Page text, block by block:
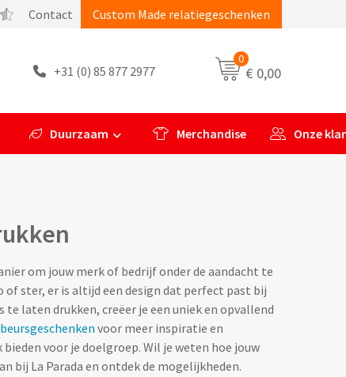
Contact Custom Made relatiegeschenken
+31 (0) 85 877 2977
0
€ 0,00
Duurzaam Merchandise Onze
om jouw merk of bedrijf onder de aandacht te
of ster, er is altijd een design dat perfect past bij
laten drukken, creëer je een uniek en opvallend
voor meer inspiratie en
bieden voor je doelgroep. Wil je weten hoe jouw
bij La Parada en ontdek de mogelijkheden.